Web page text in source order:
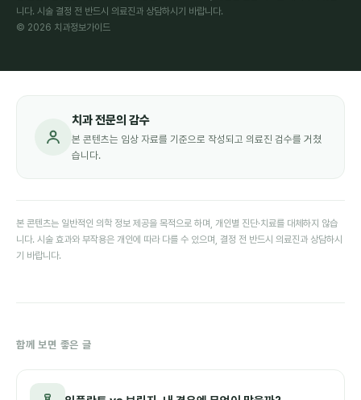
니다. 시술 결정 전 반드시 의료진과 상담하시기 바랍니다.
© 2026 치과정보가이드
치과 전문의 감수
본 콘텐츠는 임상 자료를 기준으로 작성되고 의료진 검수를 거쳤
습니다.
본 콘텐츠는 일반적인 의학 정보 제공을 목적으로 하며, 개인별 진단·치료를 대체하지 않습
니다. 시술 효과와 부작용은 개인에 따라 다를 수 있으며, 결정 전 반드시 의료진과 상담하시
기 바랍니다.
함께 보면 좋은 글